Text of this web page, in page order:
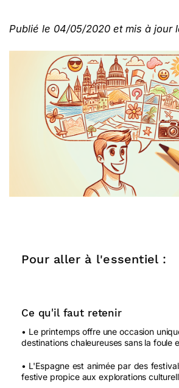
Publié le 04/05/2020 et mis à jour
Pour aller à l'essentiel :
Ce qu'il faut retenir
• Le printemps offre une occasion
destinations chaleureuses sans la foule
• L'Espagne est animée par des
festive propice aux explorations